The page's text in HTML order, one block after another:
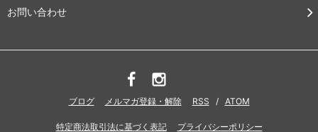
お問い合わせ
ブログ メルマガ登録・解除 RSS / ATOM
特定商法取引法に基づく表記 プライバシーポリシー